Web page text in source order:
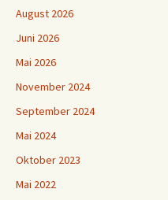
August 2026
Juni 2026
Mai 2026
November 2024
September 2024
Mai 2024
Oktober 2023
Mai 2022